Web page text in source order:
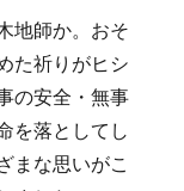
地師か。おそ
た祈りがヒシ
の安全・無事
を落としてし
まな思いがこ